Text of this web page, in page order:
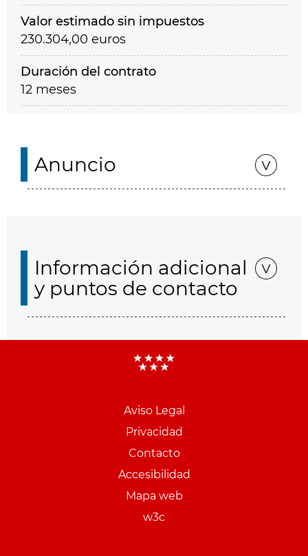
Valor estimado sin impuestos
230.304,00 euros
Duración del contrato
12 meses
Anuncio
Información adicional
y puntos de contacto
Aviso Legal
Privacidad
Contacto
Accesibilidad
Mapa web
w3c